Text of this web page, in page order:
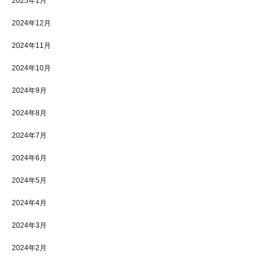
2024年12月
2024年11月
2024年10月
2024年9月
2024年8月
2024年7月
2024年6月
2024年5月
2024年4月
2024年3月
2024年2月